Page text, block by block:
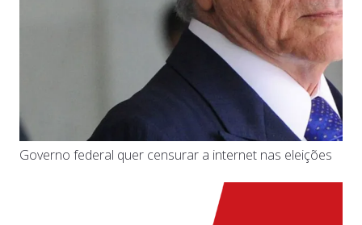
Governo federal quer censurar a internet nas eleições